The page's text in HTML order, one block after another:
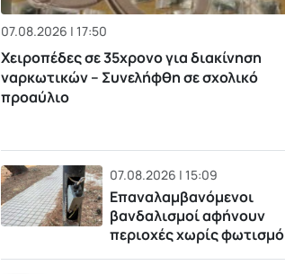
07.08.2026 | 17:50
Χειροπέδες σε 35χρονο για διακίνηση
ναρκωτικών – Συνελήφθη σε σχολικό
προαύλιο
07.08.2026 | 15:09
Επαναλαμβανόμενοι
βανδαλισμοί αφήνουν
περιοχές χωρίς φωτισμό